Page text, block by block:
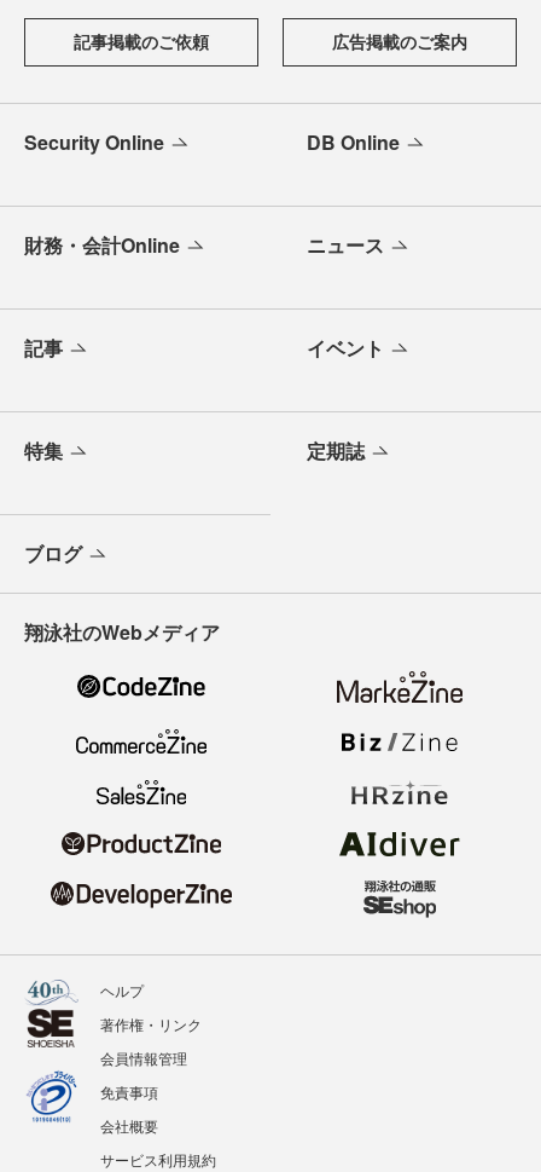
記事掲載のご依頼 広告掲載のご案内
Security Online DB Online
財務・会計Online ニュース
記事 イベント
特集 定期誌
ブログ
翔泳社のWebメディア
ヘルプ
著作権・リンク
会員情報管理
免責事項
会社概要
サービス利用規約